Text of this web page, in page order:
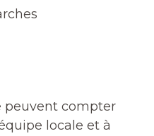
peuvent compter
locale et à